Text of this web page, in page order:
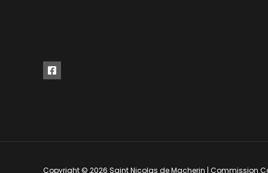
Copyright © 2026 Saint Nicolas de Macherin | Commission